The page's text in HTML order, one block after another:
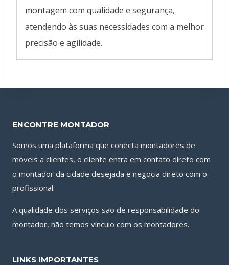
montagem com qualidade e segurança,
atendendo às suas necessidades com a melhor
precisão e agilidade.
ENCONTRE MONTADOR
Somos uma plataforma que conecta montadores de
móveis a clientes, o cliente entra em contato direto com
o montador da cidade desejada e negocia direto com o
profissional.
A qualidade dos serviços são de responsabilidade do
montador, não temos vínculo com os montadores.
LINKS IMPORTANTES